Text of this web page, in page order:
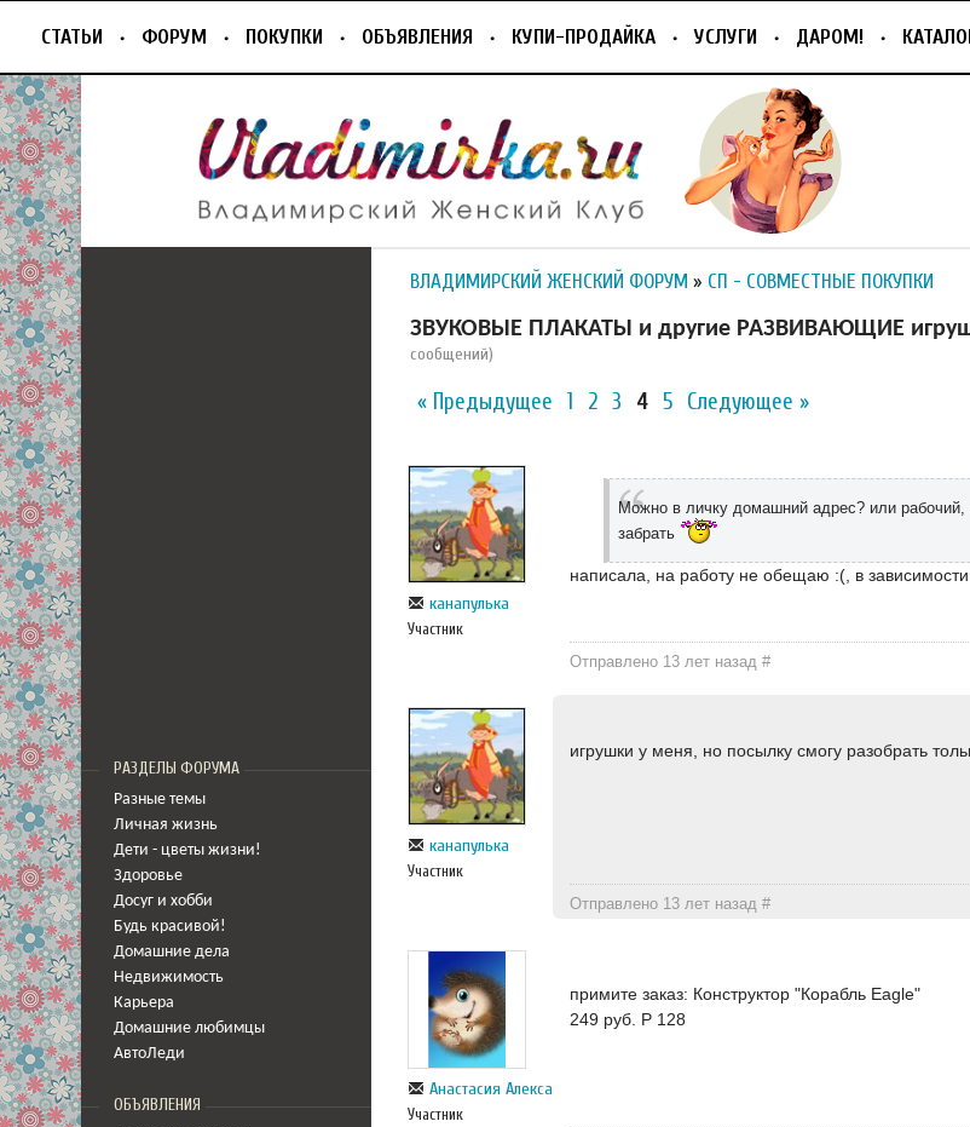
СТАТЬИ ФОРУМ ПОКУПКИ ОБЪЯВЛЕНИЯ КУПИ-ПРОДАЙКА УСЛУГИ ДАРОМ!
РАЗДЕЛЫ ФОРУМА
Разные темы
Личная жизнь
Дети - цветы жизни!
Здоровье
Досуг и хобби
Будь красивой!
Домашние дела
Недвижимость
Карьера
Домашние любимцы
АвтоЛеди
ОБЪЯВЛЕНИЯ
ВЛАДИМИРСКИЙ ЖЕНСКИЙ ФОРУМ » СП - СОВМЕСТНЫЕ ПОКУПКИ
ЗВУКОВЫЕ ПЛАКАТЫ и другие РАЗВИВАЮЩИЕ
сообщений)
« Предыдущее 1 2 3 4 5 Следующее »
канапулька
Участник
Можно в личку домашний адрес? или рабочий,
забрать
написала, на работу не обещаю :(, в
Отправлено 13 лет назад#
канапулька
Участник
игрушки у меня, но посылку смогу разобрать
Отправлено 13 лет назад#
Анастасия Александровна
Участник
примите заказ: Конструктор "Корабль Eagle"
249 руб. P 128